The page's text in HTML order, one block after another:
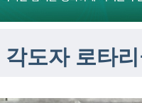
각도자 로타